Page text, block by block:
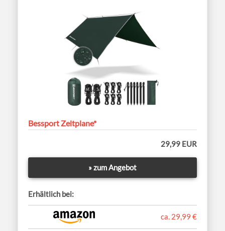
Bessport Zeltplane*
29,99 EUR
» zum Angebot
Erhältlich bei:
ca. 29,99 €